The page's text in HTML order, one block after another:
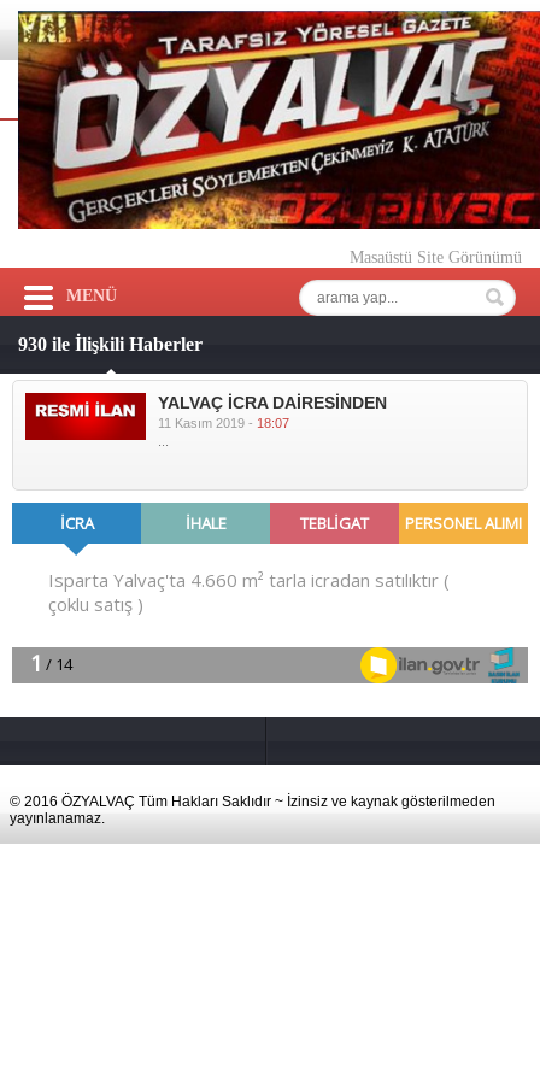
Masaüstü Site Görünümü
MENÜ
930 ile İlişkili Haberler
YALVAÇ İCRA DAİRESİNDEN
11 Kasım 2019 - 18:07
© 2016 ÖZYALVAÇ Tüm Hakları Saklıdır ~ İzinsiz ve kaynak gösterilmeden
yayınlanamaz.